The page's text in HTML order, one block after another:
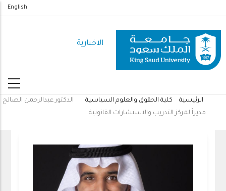
المحتوى
الرئيسي
English
الاخبارية
مسار
الرئيسية كلية الحقوق والعلوم السياسية
الدكتور عبدالرحمن الصالح
مديراً لمركز التدريب والاستشارات القانونية